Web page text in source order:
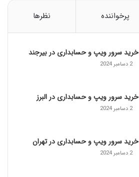
پرخواننده نظرها
خرید سرور ویپ و حسابداری در بیرجند
2 دسامبر 2024
خرید سرور ویپ و حسابداری در البرز
2 دسامبر 2024
خرید سرور ویپ و حسابداری در تهران
2 دسامبر 2024